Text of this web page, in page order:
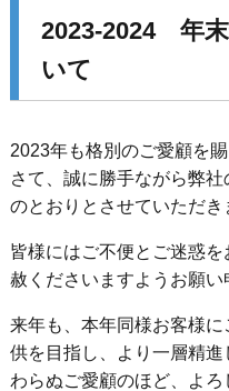
2023-2024 年
いて
2023年も格別のご愛顧を
さて、誠に勝手ながら弊
のとおりとさせていただき
皆様にはご不便とご迷惑
赦くださいますようお願い
来年も、本年同様お客様
供を目指し、より一層精
わらぬご愛顧のほど、よろ